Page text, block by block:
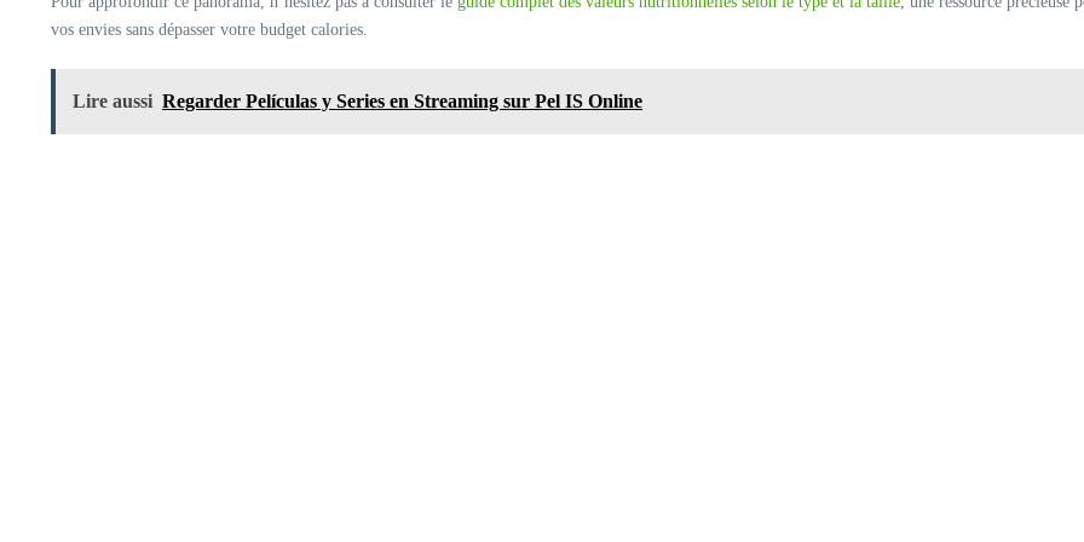
vos envies sans dépasser votre budget calories.
Lire aussi Regarder Películas y Series en Streaming sur Pel IS Online